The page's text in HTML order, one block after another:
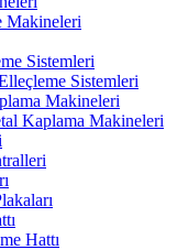
Makineleri
Sistemleri
Sistemleri
Makineleri
Kaplama Makineleri
Hattı